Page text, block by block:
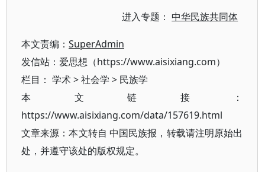
进入专题：中华民族共同体
本文责编： SuperAdmin
发信站：爱思想（https://www.aisixiang.com）
栏目： 学术>社会学 > 民族学
本文链接：
https://www.aisixiang.com/data/157619.html
文章来源：本文转自 中国民族报，转载请注明原始出
处，并遵守该处的版权规定。